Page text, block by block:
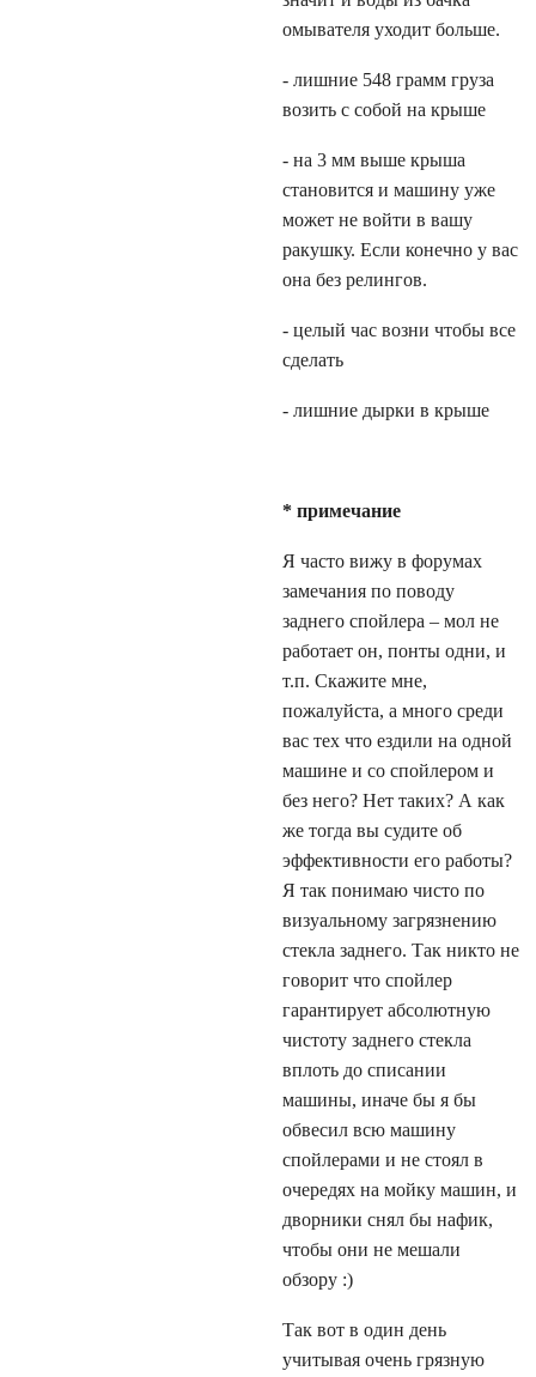
омывателя уходит больше.
- лишние 548 грамм груза
возить с собой на крыше
- на 3 мм выше крыша
становится и машину уже
может не войти в вашу
ракушку. Если конечно у вас
она без релингов.
- целый час возни чтобы все
сделать
- лишние дырки в крыше
* примечание
Я часто вижу в форумах
замечания по поводу
заднего спойлера – мол не
работает он, понты одни, и
т.п. Скажите мне,
пожалуйста, а много среди
вас тех что ездили на одной
машине и со спойлером и
без него? Нет таких? А как
же тогда вы судите об
эффективности его работы?
Я так понимаю чисто по
визуальному загрязнению
стекла заднего. Так никто не
говорит что спойлер
гарантирует абсолютную
чистоту заднего стекла
вплоть до списании
машины, иначе бы я бы
обвесил всю машину
спойлерами и не стоял в
очередях на мойку машин, и
дворники снял бы нафик,
чтобы они не мешали
обзору :)
Так вот в один день
учитывая очень грязную